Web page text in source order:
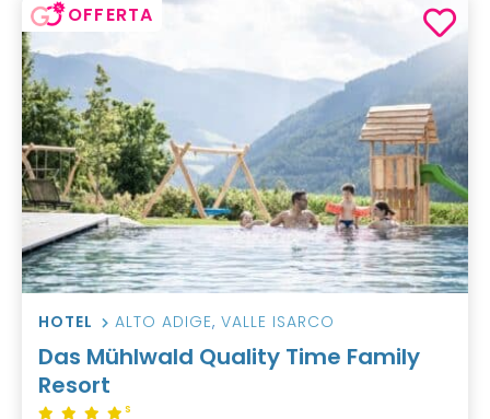
OFFERTA
HOTEL ALTO ADIGE, VALLE ISARCO
Das Mühlwald Quality Time Family
Resort
S